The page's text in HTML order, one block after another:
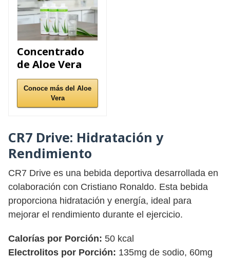
Concentrado
de Aloe Vera
Conoce más del Aloe
Vera
CR7 Drive: Hidratación y
Rendimiento
CR7 Drive es una bebida deportiva desarrollada en
colaboración con Cristiano Ronaldo. Esta bebida
proporciona hidratación y energía, ideal para
mejorar el rendimiento durante el ejercicio.
Calorías por Porción: 50 kcal
Electrolitos por Porción: 135mg de sodio, 60mg